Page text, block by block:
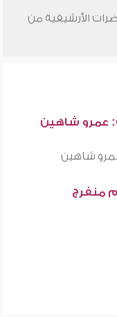
الأرشيفية من
عمرو شاهين
شاهين
منفرج